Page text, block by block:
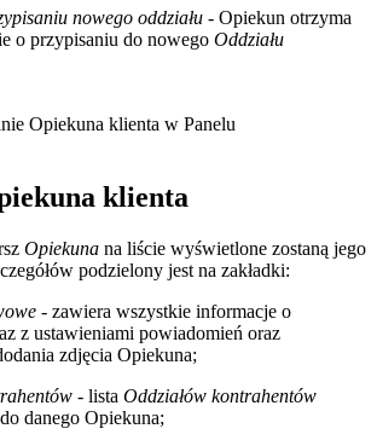
nowego oddziału - Opiekun otrzyma
o przypisaniu do nowego Oddziału
Opiekuna klienta w Panelu
klienta
Opiekuna na liście wyświetlone zostaną jego
podzielony jest na zakładki:
- zawiera wszystkie informacje o
z ustawieniami powiadomień oraz
zdjęcia Opiekuna;
- lista Oddziałów kontrahentów
danego Opiekuna;